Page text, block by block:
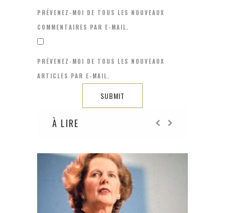
PRÉVENEZ-MOI DE TOUS LES NOUVEAUX
COMMENTAIRES PAR E-MAIL.
PRÉVENEZ-MOI DE TOUS LES NOUVEAUX
ARTICLES PAR E-MAIL.
À LIRE